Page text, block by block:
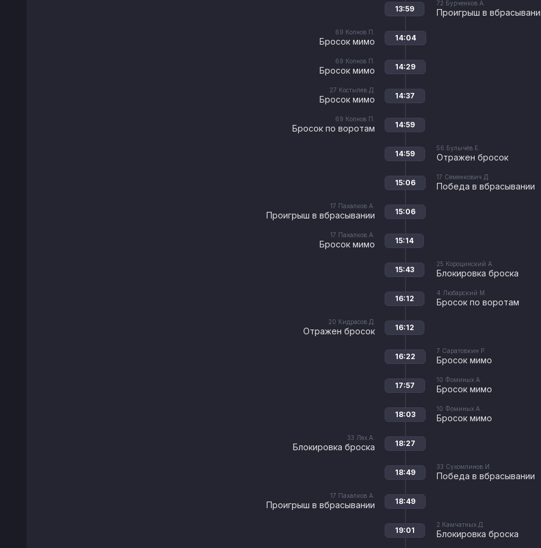
72 Бурченков А.
Проигрыш в
13:59
69 Копнов П.
Бросок мимо 14:04
69 Копнов П.
Бросок мимо 14:29
27 Костылев Д.
Бросок мимо 14:37
69 Копнов П.
Бросок по воротам 14:59
56 Булычёв Е.
Отражен бросок
14:59
17 Семенкович Д.
Победа в вбрасывании
15:06
17 Пахалков А.
Проигрыш в вбрасывании 15:06
17 Пахалков А.
Бросок мимо 15:14
25 Короцинский А.
Блокировка броска
15:43
4 Любарский М.
Бросок по воротам
16:12
20 Кидрасов Д.
Отражен бросок 16:12
7 Саратовкин Р.
Бросок мимо
16:22
10 Фоминых А.
Бросок мимо
17:57
10 Фоминых А.
Бросок мимо
18:03
33 Лях А.
Блокировка броска 18:27
33 Сухомлинов И.
Победа в вбрасывании
18:49
17 Пахалков А.
Проигрыш в вбрасывании 18:49
2 Камчатных Д.
Блокировка броска
19:01